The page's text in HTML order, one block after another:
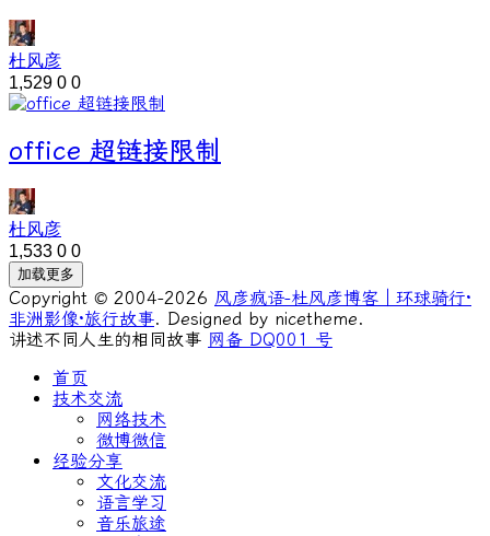
杜风彦
1,529 0 0
office 超链接限制
杜风彦
1,533 0 0
加载更多
Copyright © 2004-2026 风彦疯语-杜风彦博客｜环球骑行·
非洲影像·旅行故事. Designed by nicetheme.
讲述不同人生的相同故事 网备 DQ001 号
首页
技术交流
网络技术
微博微信
经验分享
文化交流
语言学习
音乐旅途